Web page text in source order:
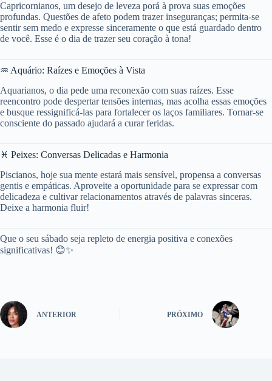
Capricornianos, um desejo de leveza porá à prova suas emoções
profundas. Questões de afeto podem trazer inseguranças; permita-se
sentir sem medo e expresse sinceramente o que está guardado dentro
de você. Esse é o dia de trazer seu coração à tona!
♒ Aquário: Raízes e Emoções à Vista
Aquarianos, o dia pede uma reconexão com suas raízes. Esse
reencontro pode despertar tensões internas, mas acolha essas emoções
e busque ressignificá-las para fortalecer os laços familiares. Tornar-se
consciente do passado ajudará a curar feridas.
♓ Peixes: Conversas Delicadas e Harmonia
Piscianos, hoje sua mente estará mais sensível, propensa a conversas
gentis e empáticas. Aproveite a oportunidade para se expressar com
delicadeza e cultivar relacionamentos através de palavras sinceras.
Deixe a harmonia fluir!
Que o seu sábado seja repleto de energia positiva e conexões
significativas! 😊✨
ANTERIOR PRÓXIMO